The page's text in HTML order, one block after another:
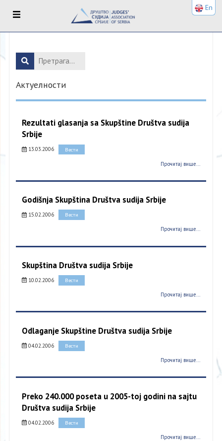
Актуелности
Rezultati glasanja sa Skupštine Društva sudija
Srbije
13.03.2006 Вести
Прочитај више...
Godišnja Skupština Društva sudija Srbije
15.02.2006 Вести
Прочитај више...
Skupština Društva sudija Srbije
10.02.2006 Вести
Прочитај више...
Odlaganje Skupštine Društva sudija Srbije
04.02.2006 Вести
Прочитај више...
Preko 240.000 poseta u 2005-toj godini na sajtu
Društva sudija Srbije
04.02.2006 Вести
Прочитај више...
En